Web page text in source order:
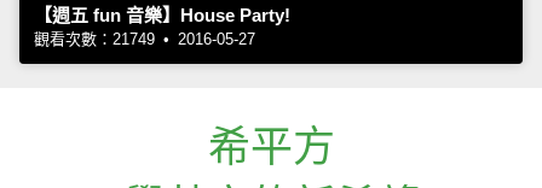
【週五 fun 音樂】House Party!
觀看次數：21749 • 2016-05-27
希平方